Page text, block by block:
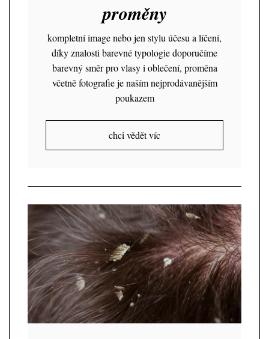
proměny
kompletní image nebo jen stylu účesu a líčení,
díky znalosti barevné typologie doporučíme
barevný směr pro vlasy i oblečení, proměna
včetně fotografie je naším nejprodávanějším
poukazem
chci vědět víc